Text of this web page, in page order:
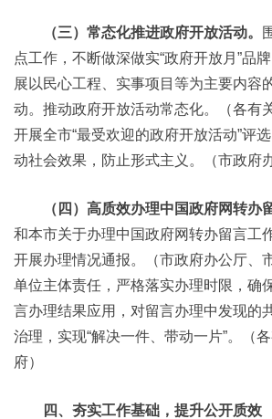
（三）常态化推进政府开放活动。
点工作，不断做深做实“政府开放月”品
展以民心工程、实事项目等为主要内容
动。推动政府开放活动常态化。（各有
开展全市“最受欢迎的政府开放活动”评
动社会效果，防止形式主义。（市政府
（四）高质效办理中国政府网转办留
和本市关于办理中国政府网转办留言工
开展办理情况通报。（市政府办公厅、
单位主体责任，严格落实办理时限，确
言办理结果应用，对留言办理中发现的
治理，实现“解决一件、带动一片”。（
府）
四、夯实工作基础，提升公开质效